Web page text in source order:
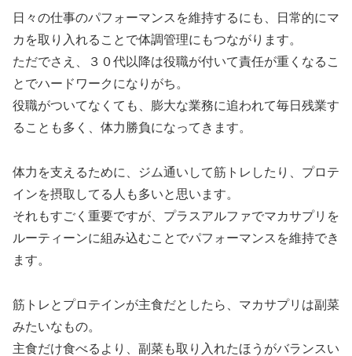
日々の仕事のパフォーマンスを維持するにも、日常的にマ
カを取り入れることで体調管理にもつながります。
ただでさえ、３０代以降は役職が付いて責任が重くなるこ
とでハードワークになりがち。
役職がついてなくても、膨大な業務に追われて毎日残業す
ることも多く、体力勝負になってきます。
体力を支えるために、ジム通いして筋トレしたり、プロテ
インを摂取してる人も多いと思います。
それもすごく重要ですが、プラスアルファでマカサプリを
ルーティーンに組み込むことでパフォーマンスを維持でき
ます。
筋トレとプロテインが主食だとしたら、マカサプリは副菜
みたいなもの。
主食だけ食べるより、副菜も取り入れたほうがバランスい